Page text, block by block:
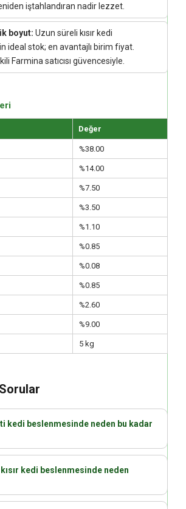
iştahlandıran nadir lezzet.
boyut: Uzun süreli kısır kedi
ideal stok; en avantajlı birim fiyat.
Farmina satıcısı güvencesiyle.
Değer
%38.00
%14.00
%7.50
%3.50
%1.10
%0.85
%0.08
%0.85
%2.60
%9.00
5 kg
kedi beslenmesinde neden bu kadar
kısır kedi beslenmesinde neden